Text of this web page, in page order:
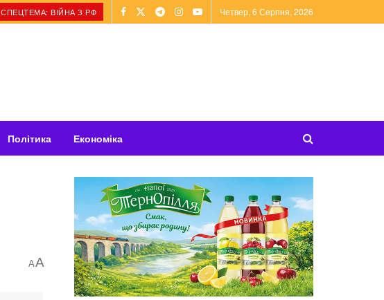
СПЕЦТЕМА: ВІЙНА З РФ Четвер, 6 Серпня, 2026
Політика Економіка
AA